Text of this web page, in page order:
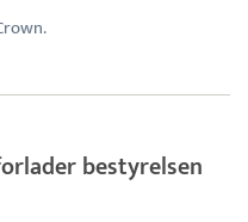
bestyrelsen